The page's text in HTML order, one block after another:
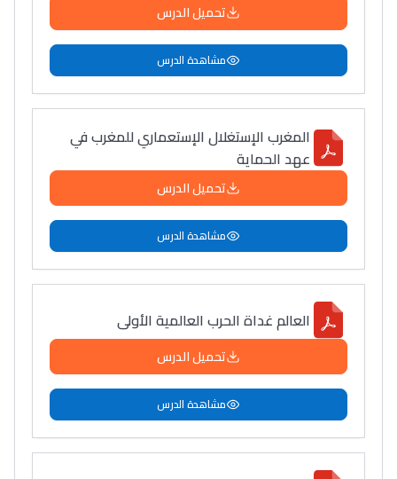
تحميل الدرس
مشاهدة الدرس
المغرب الإستغلال الإستعماري للمغرب في
عهد الحماية
تحميل الدرس
مشاهدة الدرس
العالم غداة الحرب العالمية الأولى
تحميل الدرس
مشاهدة الدرس